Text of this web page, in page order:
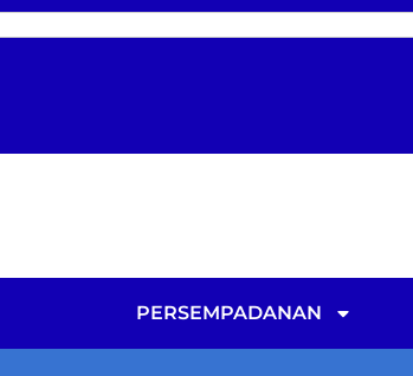
PERSEMPADANAN